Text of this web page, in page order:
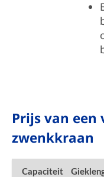
Prijs van
zwenkkraan
Capaciteit